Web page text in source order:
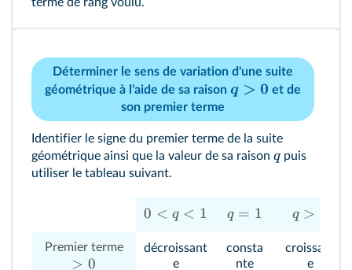
Déterminer le sens de variation d'une suite
géométrique à l'aide de sa raison q > 0 et de
son premier terme
Identifier le signe du premier terme de la suite
géométrique ainsi que la valeur de sa raison qpuis
utiliser le tableau suivant.
0 < q < 1 q = 1 q >
Premier terme
> 0
décroissant
e
consta
nte
croissant
e